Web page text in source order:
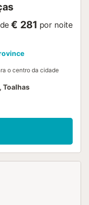
€ 281 por noite
o centro da cidade
Toalhas